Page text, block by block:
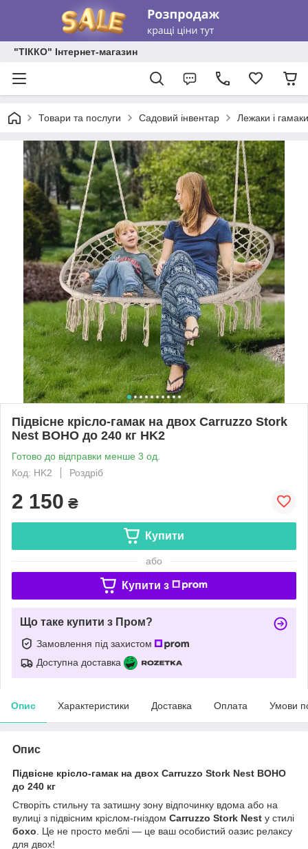
"ТІККО" Інтернет-магазин
Товари та послуги Садовий інвентар Лежаки і
Підвісне крісло-гамак на двох Carruzzo Stork
Nest BOHO до 240 кг HK2
Готово до відправки менше 3 од.
Код: HK2
Роздріб
2 150 ₴
Купити
або
Купити з
Що таке купити з Пром?
Замовлення під захистом
Доступна доставка
Опис Характеристики Доставка Оплата Умови
Опис
Підвісне крісло-гамак на двох Carruzzo Stork Nest BOHO
до 240 кг
Створіть стильну та затишну зону відпочинку вдома або на
вулиці з підвісним кріслом-гніздом Carruzzo Stork Nest у стилі
бохо . Це не просто меблі — це ваш особистий оазис релаксу
для двох!